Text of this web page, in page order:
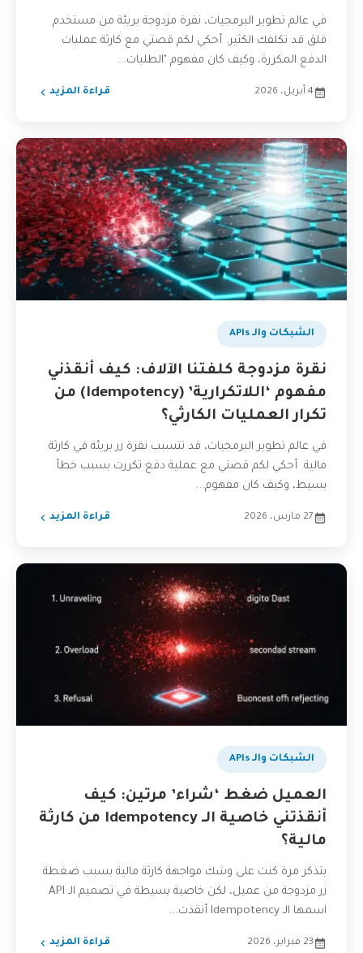
في عالم تطوير البرمجيات، نقرة مزدوجة بريئة من مستخدم
قلق قد تكلفك الكثير. أحكي لكم قصتي مع كارثة عمليات
الدفع المكررة، وكيف كان مفهوم "الطلبات...
4 أبريل، 2026 قراءة المزيد
الشبكات والـ APIs
نقرة مزدوجة كلفتنا الآلاف: كيف أنقذني
مفهوم ‘اللاتكرارية’ (Idempotency) من
تكرار العمليات الكارثي؟
في عالم تطوير البرمجيات، قد تتسبب نقرة زر بريئة في كارثة
مالية. أحكي لكم قصتي مع عملية دفع تكررت بسبب خطأ
بسيط، وكيف كان مفهوم...
27 مارس، 2026 قراءة المزيد
الشبكات والـ APIs
العميل ضغط ‘شراء’ مرتين: كيف
أنقذتني خاصية الـ Idempotency من كارثة
مالية؟
بتذكر مرة كنت على وشك مواجهة كارثة مالية بسبب ضغطة
زر مزدوجة من عميل، لكن خاصية بسيطة في تصميم الـ API
اسمها الـ Idempotency أنقذت...
23 فبراير، 2026 قراءة المزيد